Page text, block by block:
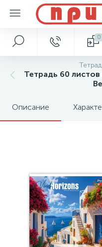
0
Тетрадь 60
Описание